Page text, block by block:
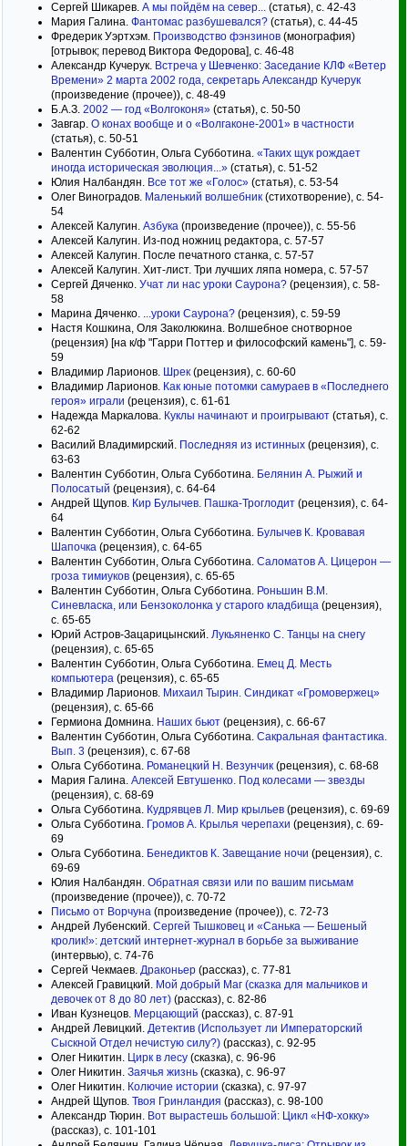
Сергей Шикарев. А мы пойдём на север... (статья), с. 42-43
Мария Галина. Фантомас разбушевался? (статья), с. 44-45
Фредерик Уэртхэм. Производство фэнзинов (монография)
[отрывок; перевод Виктора Федорова], с. 46-48
Александр Кучерук. Встреча у Шевченко: Заседание КЛФ «Ветер
Времени» 2 марта 2002 года, секретарь Александр Кучерук
(произведение (прочее)), с. 48-49
Б.А.З. 2002 — год «Волгоконя» (статья), с. 50-50
Завгар. О конах вообще и о «Волгаконе-2001» в частности
(статья), с. 50-51
Валентин Субботин, Ольга Субботина. «Таких щук рождает
иногда историческая эволюция...» (статья), с. 51-52
Юлия Налбандян. Все тот же «Голос» (статья), с. 53-54
Олег Виноградов. Маленький волшебник (стихотворение), с. 54-
54
Алексей Калугин. Азбука (произведение (прочее)), с. 55-56
Алексей Калугин. Из-под ножниц редактора, с. 57-57
Алексей Калугин. После печатного станка, с. 57-57
Алексей Калугин. Хит-лист. Три лучших ляпа номера, с. 57-57
Сергей Дяченко. Учат ли нас уроки Саурона? (рецензия), с. 58-
58
Марина Дяченко. ...уроки Саурона? (рецензия), с. 59-59
Настя Кошкина, Оля Заколюкина. Волшебное снотворное
(рецензия) [на к/ф "Гарри Поттер и философский камень"], с. 59-
59
Владимир Ларионов. Шрек (рецензия), с. 60-60
Владимир Ларионов. Как юные потомки самураев в «Последнего
героя» играли (рецензия), с. 61-61
Надежда Маркалова. Куклы начинают и проигрывают (статья), с.
62-62
Василий Владимирский. Последняя из истинных (рецензия), с.
63-63
Валентин Субботин, Ольга Субботина. Белянин А. Рыжий и
Полосатый (рецензия), с. 64-64
Андрей Щупов. Кир Булычев. Пашка-Троглодит (рецензия), с. 64-
64
Валентин Субботин, Ольга Субботина. Булычев К. Кровавая
Шапочка (рецензия), с. 64-65
Валентин Субботин, Ольга Субботина. Саломатов А. Цицерон —
гроза тимиуков (рецензия), с. 65-65
Валентин Субботин, Ольга Субботина. Роньшин В.М.
Синевласка, или Бензоколонка у старого кладбища (рецензия),
с. 65-65
Юрий Астров-Зацарицынский. Лукьяненко С. Танцы на снегу
(рецензия), с. 65-65
Валентин Субботин, Ольга Субботина. Емец Д. Месть
компьютера (рецензия), с. 65-65
Владимир Ларионов. Михаил Тырин. Синдикат «Громовержец»
(рецензия), с. 65-66
Гермиона Домнина. Наших бьют (рецензия), с. 66-67
Валентин Субботин, Ольга Субботина. Сакральная фантастика.
Вып. 3 (рецензия), с. 67-68
Ольга Субботина. Романецкий Н. Везунчик (рецензия), с. 68-68
Мария Галина. Алексей Евтушенко. Под колесами — звезды
(рецензия), с. 68-69
Ольга Субботина. Кудрявцев Л. Мир крыльев (рецензия), с. 69-69
Ольга Субботина. Громов А. Крылья черепахи (рецензия), с. 69-
69
Ольга Субботина. Бенедиктов К. Завещание ночи (рецензия), с.
69-69
Юлия Налбандян. Обратная связи или по вашим письмам
(произведение (прочее)), с. 70-72
Письмо от Ворчуна (произведение (прочее)), с. 72-73
Андрей Лубенский. Сергей Тышковец и «Санька — Бешеный
кролик!»: детский интернет-журнал в борьбе за выживание
(интервью), с. 74-76
Сергей Чекмаев. Драконьер (рассказ), с. 77-81
Алексей Гравицкий. Мой добрый Маг (сказка для мальчиков и
девочек от 8 до 80 лет) (рассказ), с. 82-86
Иван Кузнецов. Мерцающий (рассказ), с. 87-91
Андрей Левицкий. Детектив (Использует ли Императорский
Сыскной Отдел нечистую силу?) (рассказ), с. 92-95
Олег Никитин. Цирк в лесу (сказка), с. 96-96
Олег Никитин. Заячья жизнь (сказка), с. 96-97
Олег Никитин. Колючие истории (сказка), с. 97-97
Андрей Щупов. Твоя Гринландия (рассказ), с. 98-100
Александр Тюрин. Вот вырастешь большой: Цикл «НФ-хокку»
(рассказ), с. 101-101